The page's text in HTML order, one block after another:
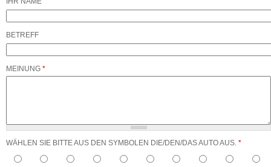
BETREFF
MEINUNG *
WÄHLEN SIE BITTE AUS DEN SYMBOLEN DIE/DEN/DAS AUTO AUS. *